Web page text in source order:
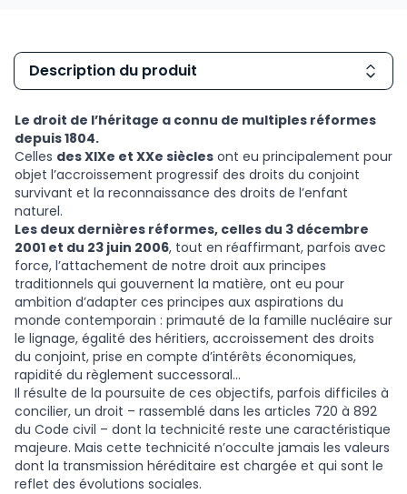
Description du produit
Le droit de l’héritage a connu de multiples réformes
depuis 1804.
Celles des XIXe et XXe siècles ont eu principalement pour
objet l’accroissement progressif des droits du conjoint
survivant et la reconnaissance des droits de l’enfant
naturel.
Les deux dernières réformes, celles du 3 décembre
2001 et du 23 juin 2006, tout en réaffirmant, parfois avec
force, l’attachement de notre droit aux principes
traditionnels qui gouvernent la matière, ont eu pour
ambition d’adapter ces principes aux aspirations du
monde contemporain : primauté de la famille nucléaire sur
le lignage, égalité des héritiers, accroissement des droits
du conjoint, prise en compte d’intérêts économiques,
rapidité du règlement successoral…
Il résulte de la poursuite de ces objectifs, parfois difficiles à
concilier, un droit – rassemblé dans les articles 720 à 892
du Code civil – dont la technicité reste une caractéristique
majeure. Mais cette technicité n’occulte jamais les valeurs
dont la transmission héréditaire est chargée et qui sont le
reflet des évolutions sociales.